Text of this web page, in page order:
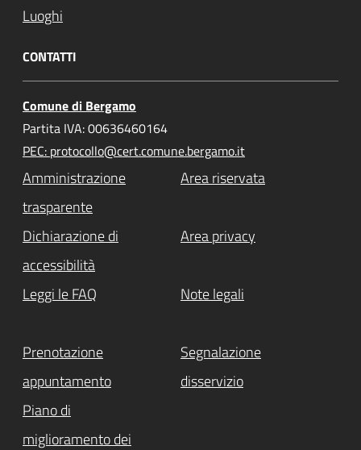
Luoghi
CONTATTI
Comune di Bergamo
Partita IVA: 00636460164
PEC: protocollo@cert.comune.bergamo.it
Amministrazione
trasparente
Area riservata
Dichiarazione di
accessibilità
Area privacy
Leggi le FAQ Note legali
Prenotazione
appuntamento
Segnalazione
disservizio
Piano di
miglioramento dei